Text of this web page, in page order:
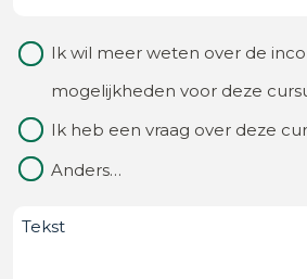
van?
(Vereist)
Waarom
contact
Ik wil meer weten over de
mogelijkheden voor deze
Ik heb een vraag over deze
Anders…
Bericht